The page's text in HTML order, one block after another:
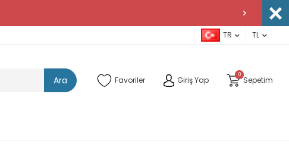
TR TL
Ara Favoriler Giriş Yap
0
Sepetim